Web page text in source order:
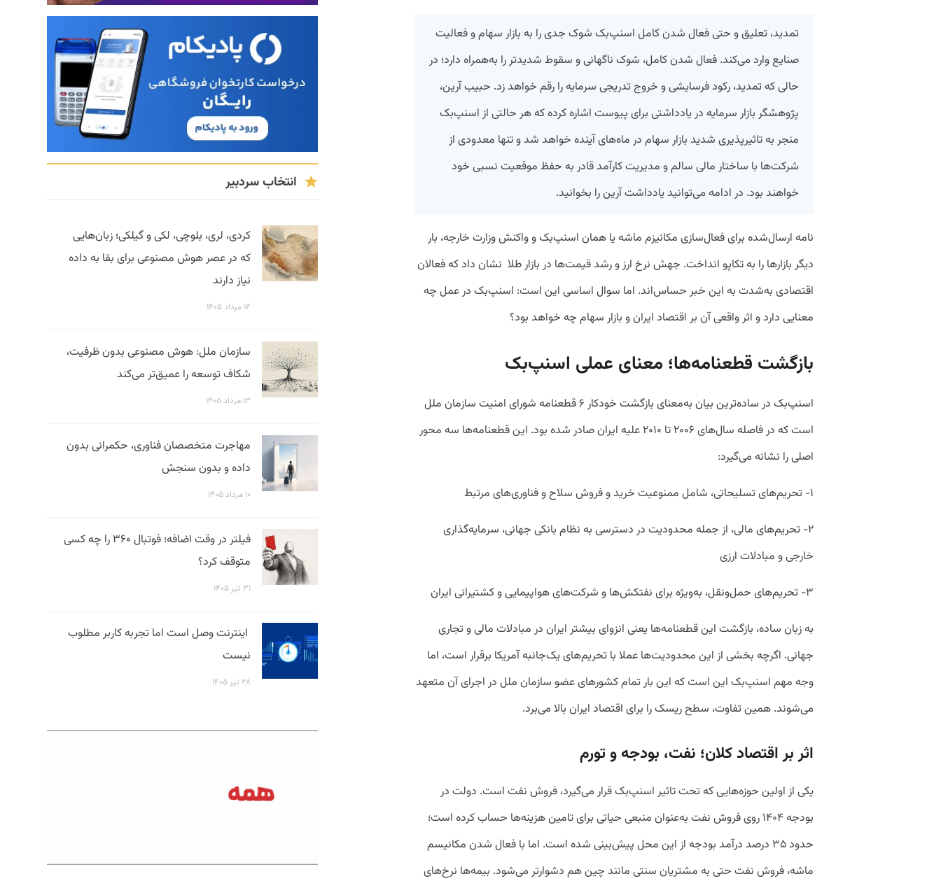
تمدید، تعلیق و حتی فعال شدن کامل اسنپ‌بک شوک جدی را به بازار سهام و فعالیت
صنایع وارد می‌کند. فعال شدن کامل، شوک ناگهانی و سقوط شدیدتر را به‌همراه دارد؛ در
حالی که تمدید، رکود فرسایشی و خروج تدریجی سرمایه را رقم خواهد زد. حبیب آرین،
پژوهشگر بازار سرمایه در یادداشتی برای پیوست اشاره کرده که هر حالتی از اسنپ‌بک
منجر به تاثیرپذیری شدید بازار سهام در ماه‌های آینده خواهد شد و تنها معدودی از
شرکت‌ها با ساختار مالی سالم و مدیریت کارآمد قادر به حفظ موقعیت نسبی خود
خواهند بود. در ادامه می‌توانید یادداشت آرین را بخوانید.
نامه ارسال‌شده برای فعال‌سازی مکانیزم ماشه یا همان اسنپ‌بک و واکنش وزارت خارجه، بار
دیگر بازارها را به تکاپو انداخت. جهش نرخ ارز و رشد قیمت‌ها در بازار طلا نشان داد که فعالان
اقتصادی به‌شدت به این خبر حساس‌اند. اما سوال اساسی این است: اسنپ‌بک در عمل چه
معنایی دارد و اثر واقعی آن بر اقتصاد ایران و بازار سهام چه خواهد بود؟
بازگشت قطعنامه‌ها؛ معنای عملی اسنپ‌بک
اسنپ‌بک در ساده‌ترین بیان به‌معنای بازگشت خودکار ۶ قطعنامه شورای امنیت سازمان ملل
است که در فاصله سال‌های ۲۰۰۶ تا ۲۰۱۰ علیه ایران صادر شده بود. این قطعنامه‌ها سه محور
اصلی را نشانه می‌گیرد:
۱- تحریم‌های تسلیحاتی، شامل ممنوعیت خرید و فروش سلاح و فناوری‌های مرتبط
۲- تحریم‌های مالی، از جمله محدودیت در دسترسی به نظام بانکی جهانی، سرمایه‌گذاری
خارجی و مبادلات ارزی
۳- تحریم‌های حمل‌ونقل، به‌ویژه برای نفتکش‌ها و شرکت‌های هواپیمایی و کشتیرانی ایران
به زبان ساده، بازگشت این قطعنامه‌ها یعنی انزوای بیشتر ایران در مبادلات مالی و تجاری
جهانی. اگرچه بخشی از این محدودیت‌ها عملا با تحریم‌های یک‌جانبه آمریکا برقرار است، اما
وجه مهم اسنپ‌بک این است که این بار تمام کشورهای عضو سازمان ملل در اجرای آن متعهد
می‌شوند. همین تفاوت، سطح ریسک را برای اقتصاد ایران بالا می‌برد.
اثر بر اقتصاد کلان؛ نفت، بودجه و تورم
یکی از اولین حوزه‌هایی که تحت تاثیر اسنپ‌بک قرار می‌گیرد، فروش نفت است. دولت در
بودجه ۱۴۰۴ روی فروش نفت به‌عنوان منبعی حیاتی برای تامین هزینه‌ها حساب کرده است؛
حدود ۳۵ درصد درآمد بودجه از این محل پیش‌بینی شده است. اما با فعال شدن مکانیسم
ماشه، فروش نفت حتی به مشتریان سنتی مانند چین هم دشوارتر می‌شود. بیمه‌ها نرخ‌های
انتخاب سردبیر
کردی، لری، بلوچی، لکی و گیلکی؛ زبان‌هایی
که در عصر هوش مصنوعی برای بقا به داده
نیاز دارند
۱۴ مرداد ۱۴۰۵
سازمان ملل: هوش مصنوعی بدون ظرفیت،
شکاف توسعه را عمیق‌تر می‌کند
۱۳ مرداد ۱۴۰۵
مهاجرت متخصصان فناوری، حکمرانی بدون
داده و بدون سنجش
۱۰ مرداد ۱۴۰۵
فیلتر در وقت اضافه؛ فوتبال ۳۶۰ را چه کسی
متوقف کرد؟
۳۱ تیر ۱۴۰۵
اینترنت وصل است اما تجربه کاربر مطلوب
نیست
۲۸ تیر ۱۴۰۵